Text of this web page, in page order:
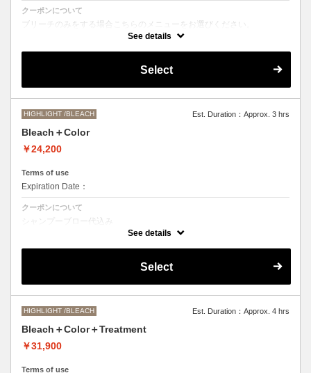
クーポンについて
ブリーチのみをする場合こちらのメニューをお選びください。
別途シャンプーブロー代￥3300 頂戴いたします。
●ご希望の色やデザインによっては１度のブリーチでは表現できない場
●髪の長さにより別途ロング料金を頂戴いたします。
See details
Select
HIGHLIGHT /BLEACH Est. Duration：Approx. 3 hrs
Bleach＋Color
￥24,200
Terms of use
Expiration Date：
クーポンについて
シャンプーブロー代込み
ブリーチオンカラーをご希望の方はこちらを選択くださいませ。
●ご希望の色やカラー履歴、デザインによっては一度のブリーチでは表
M ¥＋1100 L¥＋1650 LL¥＋2200
See details
Select
HIGHLIGHT /BLEACH Est. Duration：Approx. 4 hrs
Bleach＋Color＋Treatment
￥31,900
Terms of use